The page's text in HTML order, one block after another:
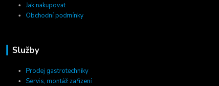
Jak nakupovat
Obchodní podmínky
Služby
Prodej gastrotechniky
Servis, montáž zařízení